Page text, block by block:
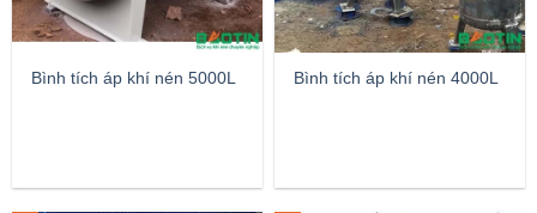
Bình tích áp khí nén 5000L Bình tích áp khí nén 4000L